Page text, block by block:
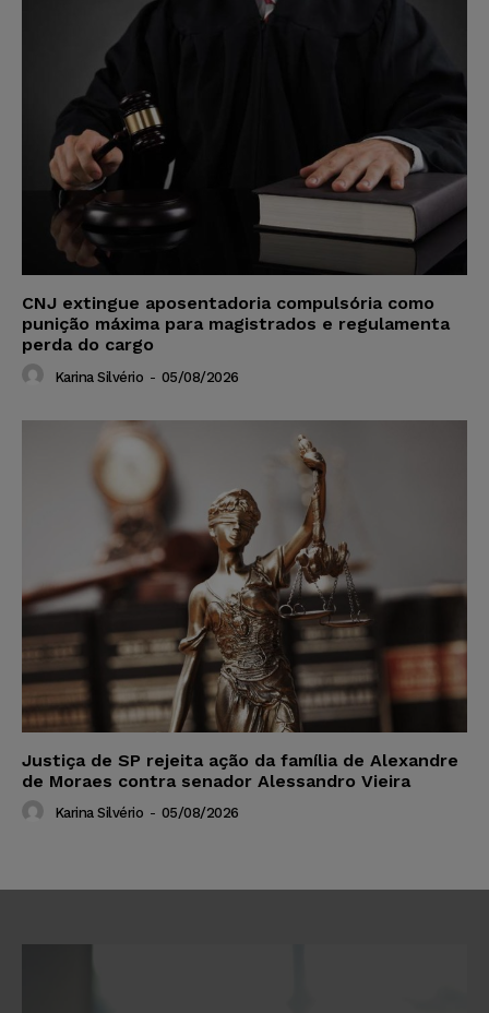
CNJ extingue aposentadoria compulsória como
punição máxima para magistrados e regulamenta
perda do cargo
Karina Silvério - 05/08/2026
Justiça de SP rejeita ação da família de Alexandre
de Moraes contra senador Alessandro Vieira
Karina Silvério - 05/08/2026